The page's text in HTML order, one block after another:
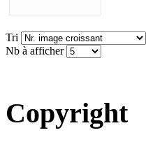
Tri
Nb à afficher
Copyright